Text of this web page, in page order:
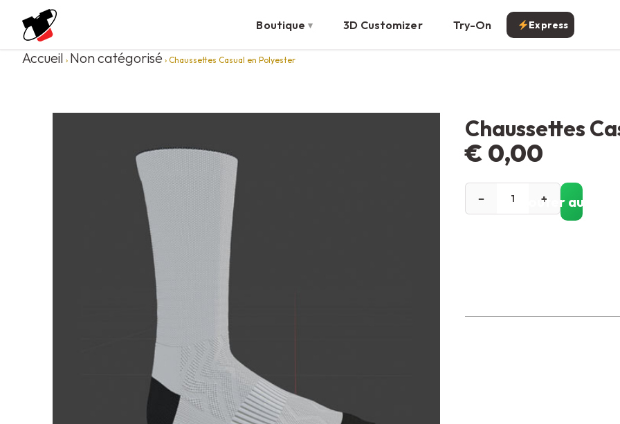
Boutique 3D Customizer Try-On Express
Accueil › Non catégorisé › Chaussettes Casual en Polyester
Chaussettes
€ 0,00
− +
Ajouter au panier